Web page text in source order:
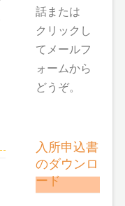
話または
クリックし
てメールフ
ォームから
どうぞ。
入所申込書
のダウンロ
ード